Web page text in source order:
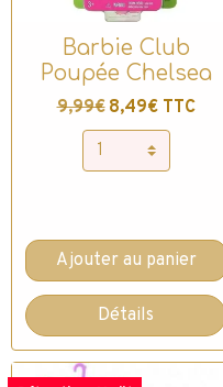
Barbie Club
Poupée Chelsea
9,99€ 8,49€ TTC
Ajouter au panier
Détails